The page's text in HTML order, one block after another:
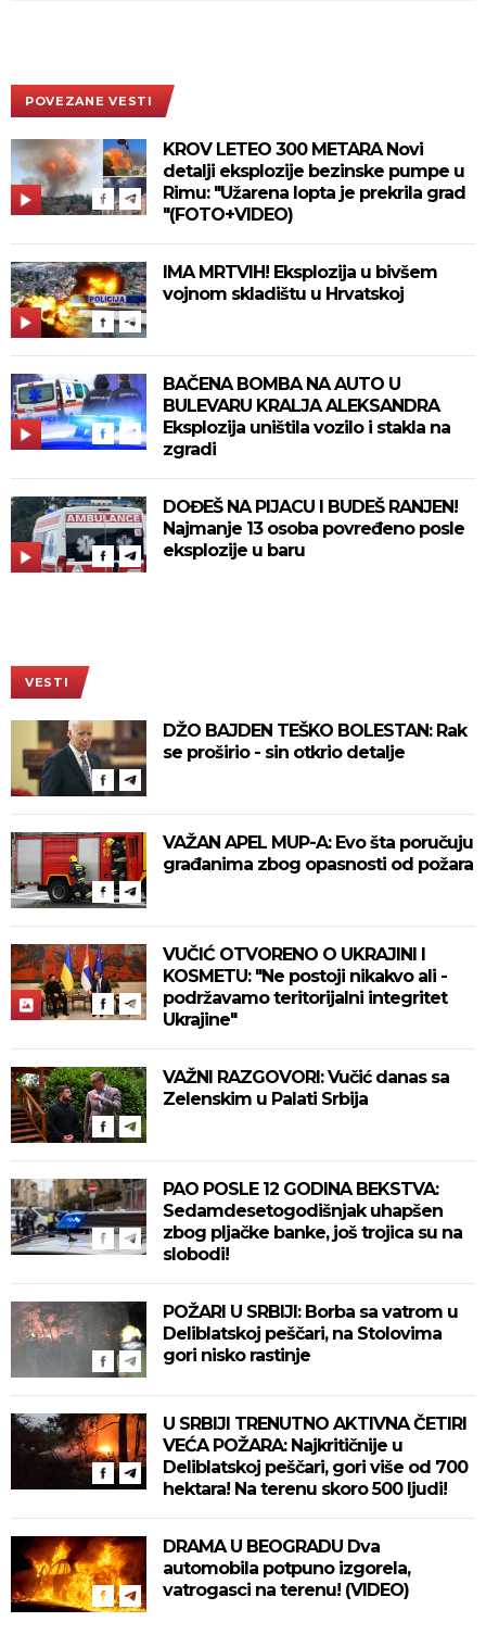
POVEZANE VESTI
KROV LETEO 300 METARA Novi
detalji eksplozije bezinske pumpe u
Rimu: "Užarena lopta je prekrila grad
"(FOTO+VIDEO)
IMA MRTVIH! Eksplozija u bivšem
vojnom skladištu u Hrvatskoj
BAČENA BOMBA NA AUTO U
BULEVARU KRALJA ALEKSANDRA
Eksplozija uništila vozilo i stakla na
zgradi
DOĐEŠ NA PIJACU I BUDEŠ RANJEN!
Najmanje 13 osoba povređeno posle
eksplozije u baru
VESTI
DŽO BAJDEN TEŠKO BOLESTAN: Rak
se proširio - sin otkrio detalje
VAŽAN APEL MUP-A: Evo šta poručuju
građanima zbog opasnosti od požara
VUČIĆ OTVORENO O UKRAJINI I
KOSMETU: "Ne postoji nikakvo ali -
podržavamo teritorijalni integritet
Ukrajine"
VAŽNI RAZGOVORI: Vučić danas sa
Zelenskim u Palati Srbija
PAO POSLE 12 GODINA BEKSTVA:
Sedamdesetogodišnjak uhapšen
zbog pljačke banke, još trojica su na
slobodi!
POŽARI U SRBIJI: Borba sa vatrom u
Deliblatskoj peščari, na Stolovima
gori nisko rastinje
U SRBIJI TRENUTNO AKTIVNA ČETIRI
VEĆA POŽARA: Najkritičnije u
Deliblatskoj peščari, gori više od 700
hektara! Na terenu skoro 500 ljudi!
DRAMA U BEOGRADU Dva
automobila potpuno izgorela,
vatrogasci na terenu! (VIDEO)